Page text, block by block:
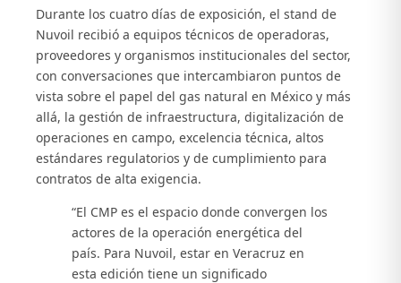
Durante los cuatro días de exposición, el stand de
Nuvoil recibió a equipos técnicos de operadoras,
proveedores y organismos institucionales del sector,
con conversaciones que intercambiaron puntos de
vista sobre el papel del gas natural en México y más
allá, la gestión de infraestructura, digitalización de
operaciones en campo, excelencia técnica, altos
estándares regulatorios y de cumplimiento para
contratos de alta exigencia.
“El CMP es el espacio donde convergen los
actores de la operación energética del
país. Para Nuvoil, estar en Veracruz en
esta edición tiene un significado